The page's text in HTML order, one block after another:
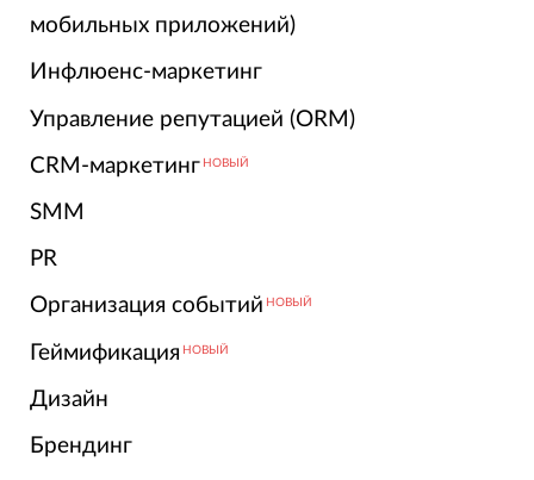
мобильных приложений)
Инфлюенс-маркетинг
Управление репутацией (ORM)
CRM-маркетинг НОВЫЙ
SMM
PR
Организация событий НОВЫЙ
Геймификация НОВЫЙ
Дизайн
Брендинг